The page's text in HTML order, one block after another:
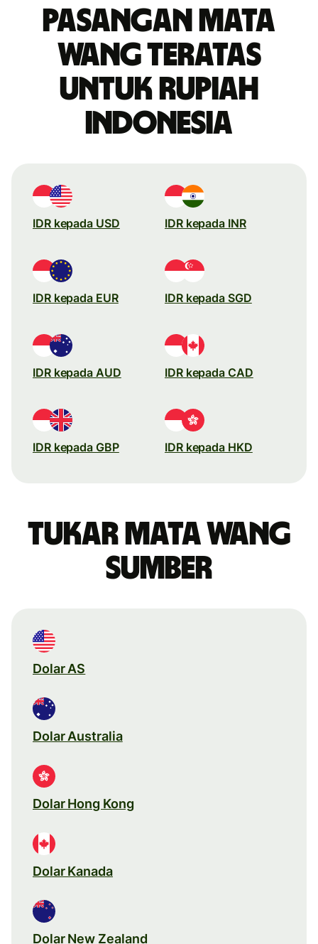
Pasangan mata
wang teratas
untuk rupiah
Indonesia
IDR kepada USD IDR kepada INR
IDR kepada EUR IDR kepada SGD
IDR kepada AUD IDR kepada CAD
IDR kepada GBP IDR kepada HKD
Tukar mata wang
sumber
Dolar AS
Dolar Australia
Dolar Hong Kong
Dolar Kanada
Dolar New Zealand